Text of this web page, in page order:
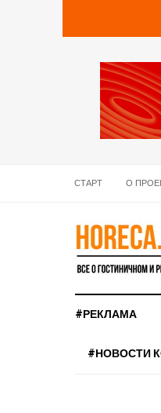
СТАРТ О
#РЕКЛАМА
#НОВОСТИ